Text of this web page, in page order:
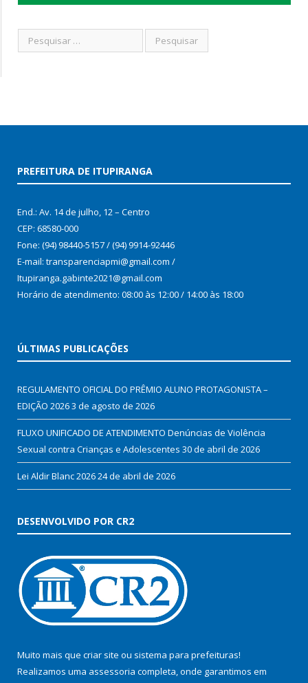
PREFEITURA DE ITUPIRANGA
End.: Av. 14 de julho, 12 – Centro
CEP: 68580-000
Fone: (94) 98440-5157 / (94) 9914-92446
E-mail: transparenciapmi@gmail.com /
Itupiranga.gabinte2021@gmail.com
Horário de atendimento: 08:00 às 12:00 / 14:00 às 18:00
ÚLTIMAS PUBLICAÇÕES
REGULAMENTO OFICIAL DO PRÊMIO ALUNO PROTAGONISTA –
EDIÇÃO 20263 de agosto de 2026
FLUXO UNIFICADO DE ATENDIMENTO Denúncias de Violência
Sexual contra Crianças e Adolescentes 30 de abril de 2026
Lei Aldir Blanc 202624 de abril de 2026
DESENVOLVIDO POR CR2
Muito mais que criar site ou sistema para prefeituras!
Realizamos uma assessoria completa, onde garantimos em